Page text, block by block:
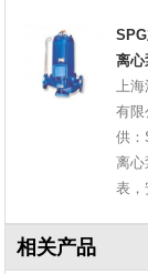
离心
上
有限
供：
离心
表，
相关产品